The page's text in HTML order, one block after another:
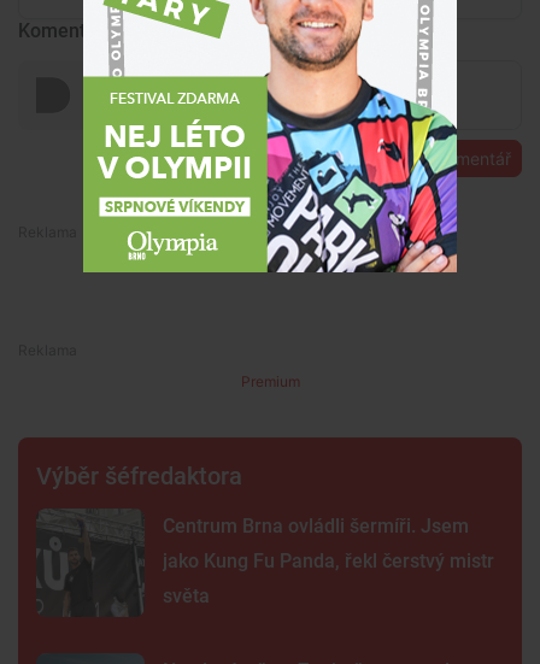
Komentáře
Přidat komentář
Premium
Premium
Výběr šéfredaktora
Centrum Brna ovládli šermíři. Jsem
jako Kung Fu Panda, řekl čerstvý mistr
světa